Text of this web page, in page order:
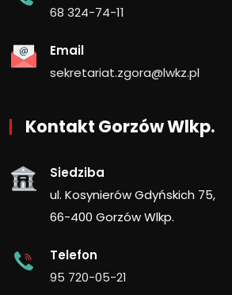
68 324-74-11
Email
sekretariat.zgora@lwkz.pl
Kontakt Gorzów Wlkp.
Siedziba
ul. Kosynierów Gdyńskich 75,
66-400 Gorzów Wlkp.
Telefon
95 720-05-21